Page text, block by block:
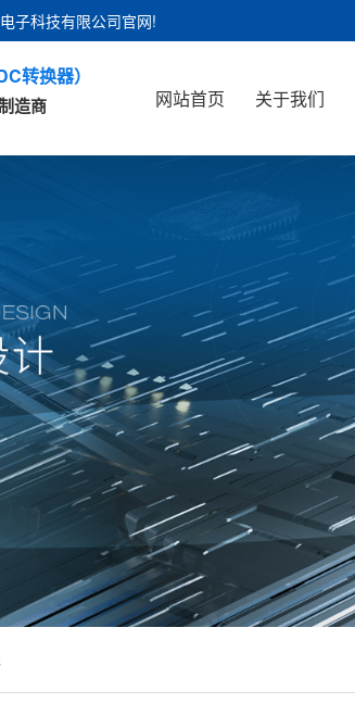
子科技有限公司官网!
转换器）
造商 网站首页 关于我们